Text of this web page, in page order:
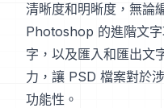
清晰度和明晰度，無論
Photoshop 的進階文
字，以及匯入和匯出文
力，讓 PSD 檔案對於
功能性。